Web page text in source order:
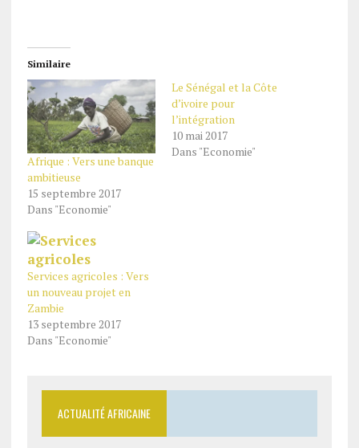
Similaire
Afrique : Vers une banque
ambitieuse
15 septembre 2017
Dans "Economie"
Le Sénégal et la Côte
d’ivoire pour
l’intégration
10 mai 2017
Dans "Economie"
Services agricoles : Vers
un nouveau projet en
Zambie
13 septembre 2017
Dans "Economie"
ACTUALITÉ AFRICAINE